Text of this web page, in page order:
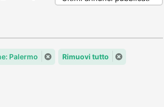
Palermo Rimuovi tutto